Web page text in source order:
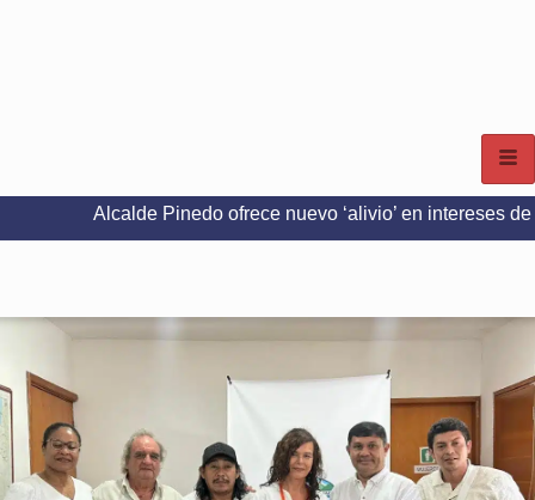
Pinedo ofrece nuevo ‘alivio’ en intereses del Predial e